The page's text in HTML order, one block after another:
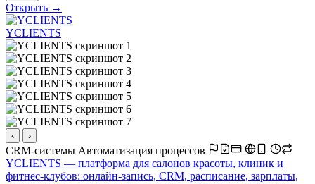
Открыть →
YCLIENTS
‹ ›
CRM-системы Автоматизация процессов
YCLIENTS — платформа для салонов красоты, клиник и
фитнес-клубов: онлайн-запись, CRM, расписание, зарплаты,